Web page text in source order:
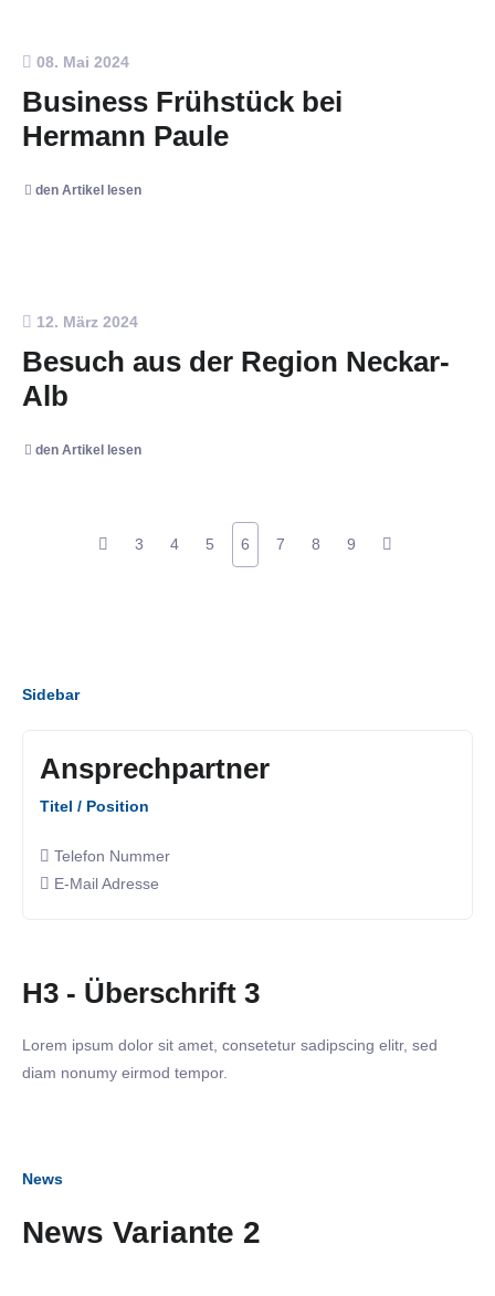
08. Mai 2024
Business Frühstück bei
Hermann Paule
den Artikel lesen
12. März 2024
Besuch aus der Region Neckar-
Alb
den Artikel lesen
3 4 5 6 7 8 9
Sidebar
Ansprechpartner
Titel / Position
Telefon Nummer
E-Mail Adresse
H3 - Überschrift 3
Lorem ipsum dolor sit amet, consetetur sadipscing elitr, sed
diam nonumy eirmod tempor.
News
News Variante 2